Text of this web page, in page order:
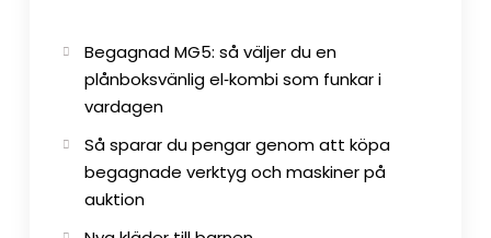
Begagnad MG5: så väljer du en
plånboksvänlig el‑kombi som funkar i
vardagen
Så sparar du pengar genom att köpa
begagnade verktyg och maskiner på
auktion